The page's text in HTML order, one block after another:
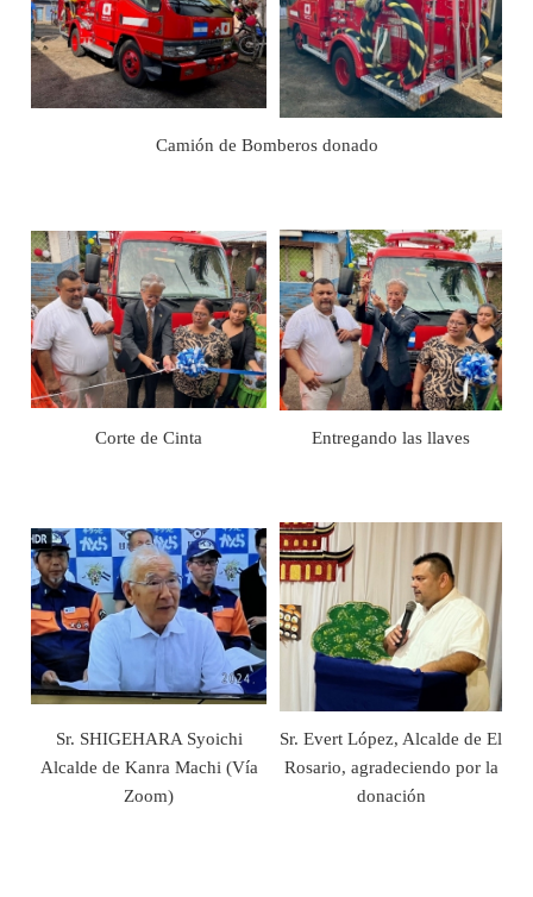
Camión de Bomberos donado
Corte de Cinta Entregando las llaves
Sr. SHIGEHARA Syoichi
Alcalde de Kanra Machi (Vía
Zoom)
Sr. Evert López, Alcalde de El
Rosario, agradeciendo por la
donación